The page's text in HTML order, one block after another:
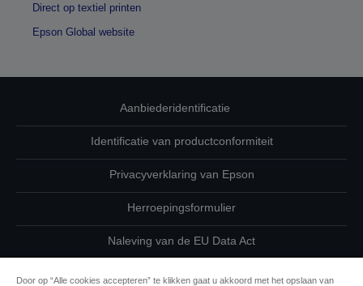
Direct op textiel printen
Epson Global website
Aanbiederidentificatie
Identificatie van productconformiteit
Privacyverklaring van Epson
Herroepingsformulier
Naleving van de EU Data Act
Door op “Alle cookies accepteren” te klikken gaat u akkoord met het opslaan van